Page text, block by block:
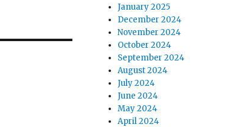
January 2025
December 2024
November 2024
October 2024
September 2024
August 2024
July 2024
June 2024
May 2024
April 2024